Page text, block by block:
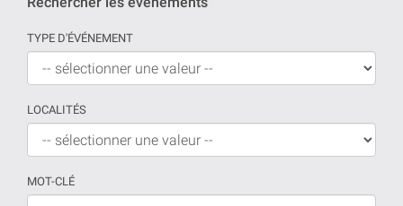
TYPE D'ÉVÉNEMENT
LOCALITÉS
MOT-CLÉ